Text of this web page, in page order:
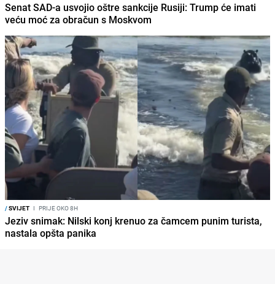
Senat SAD-a usvojio oštre sankcije Rusiji: Trump će imati
veću moć za obračun s Moskvom
/SVIJET I PRIJE OKO 8H
Jeziv snimak: Nilski konj krenuo za čamcem punim turista,
nastala opšta panika